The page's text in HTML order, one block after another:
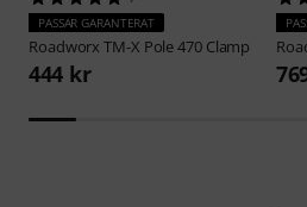
PASSAR GARANTERAT
RoadworxTM-X Pole 470 Clamp
444 kr